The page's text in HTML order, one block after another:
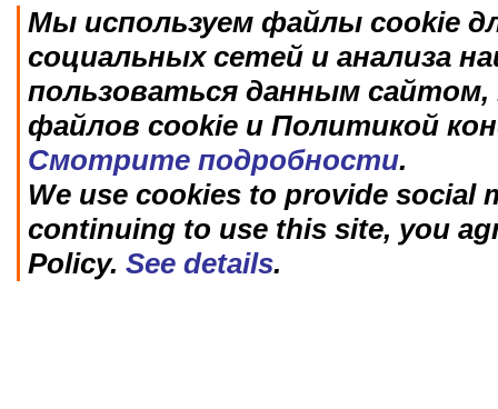
Мы используем файлы cookie
социальных сетей и анализа
пользоваться данным
файлов cookie и Политикой
Смотрите подробности.
We use cookies to provide social
continuing to use this site, you
Policy. See details.